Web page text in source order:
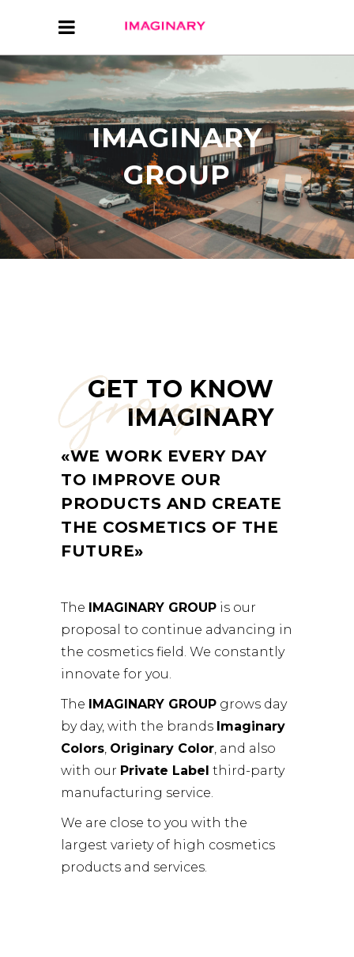
IMAGINARY
GROUP
Group
GET TO KNOW
IMAGINARY
«WE WORK EVERY DAY
TO IMPROVE OUR
PRODUCTS AND CREATE
THE COSMETICS OF THE
FUTURE»
The IMAGINARY GROUP is our
proposal to continue advancing in
the cosmetics field. We constantly
innovate for you.
The IMAGINARY GROUP grows day
by day, with the brands Imaginary
Colors Originary Color , and also
with our Private Label third-party
manufacturing service.
We are close to you with the
largest variety of high cosmetics
products and services.